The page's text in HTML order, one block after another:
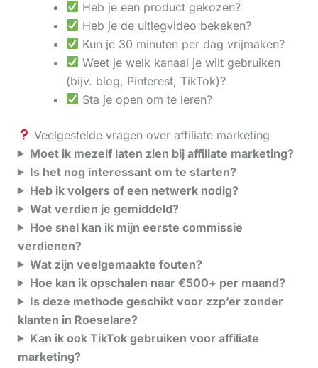
Heb je een product gekozen?
Heb je de uitlegvideo bekeken?
Kun je 30 minuten per dag vrijmaken?
Weet je welk kanaal je wilt gebruiken
(bijv. blog, Pinterest, TikTok)?
Sta je open om te leren?
Veelgestelde vragen over affiliate marketing
Moet ik mezelf laten zien bij affiliate marketing?
Is het nog interessant om te starten?
Heb ik volgers of een netwerk nodig?
Wat verdien je gemiddeld?
Hoe snel kan ik mijn eerste commissie
verdienen?
Wat zijn veelgemaakte fouten?
Hoe kan ik opschalen naar €500+ per maand?
Is deze methode geschikt voor zzp’er zonder
klanten in Roeselare?
Kan ik ook TikTok gebruiken voor affiliate
marketing?